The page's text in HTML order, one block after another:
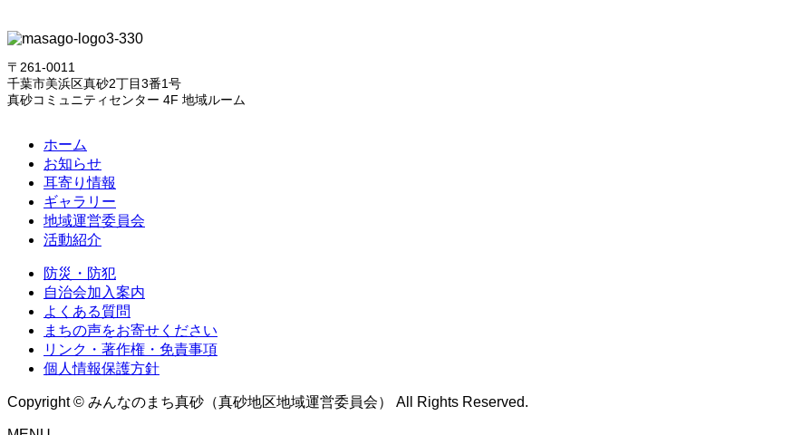
〒261-0011
千葉市美浜区真砂2丁目3番1号
真砂コミュニティセンター 4F 地域ルーム
ホーム
お知らせ
耳寄り情報
ギャラリー
地域運営委員会
活動紹介
防災・防犯
自治会加入案内
よくある質問
まちの声をお寄せください
リンク・著作権・免責事項
個人情報保護方針
Copyright © みんなのまち真砂（真砂地区地域運営委員会） All Rights Reserved.